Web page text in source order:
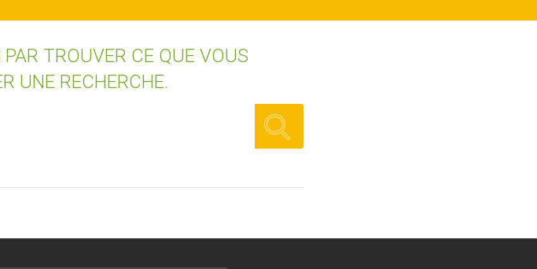
TROUVER CE QUE VOUS
UNE RECHERCHE.